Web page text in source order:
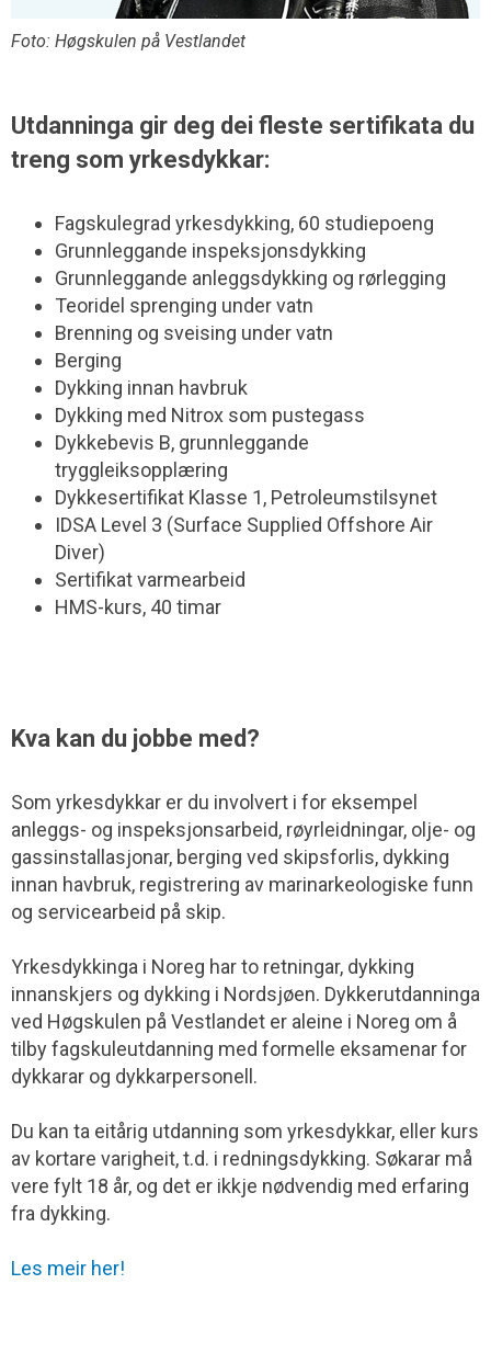
Foto: Høgskulen på Vestlandet
Utdanninga gir deg dei fleste sertifikata du
treng som yrkesdykkar:
Fagskulegrad yrkesdykking, 60 studiepoeng
Grunnleggande inspeksjonsdykking
Grunnleggande anleggsdykking og rørlegging
Teoridel sprenging under vatn
Brenning og sveising under vatn
Berging
Dykking innan havbruk
Dykking med Nitrox som pustegass
Dykkebevis B, grunnleggande
tryggleiksopplæring
Dykkesertifikat Klasse 1, Petroleumstilsynet
IDSA Level 3 (Surface Supplied Offshore Air
Diver)
Sertifikat varmearbeid
HMS-kurs, 40 timar
Kva kan du jobbe med?
Som yrkesdykkar er du involvert i for eksempel
anleggs- og inspeksjonsarbeid, røyrleidningar, olje- og
gassinstallasjonar, berging ved skips­forlis, dykking
innan havbruk, registrering av marinarkeologiske funn
og servicearbeid på skip.
Yrkesdykkinga i Noreg har to retningar, dykking
innanskjers og dykking i Nordsjøen. Dykker­utdanninga
ved Høgskulen på Vestlandet er aleine i Noreg om å
tilby fagskuleutdanning med formelle eksamenar for
dykkarar og dykkarpersonell.
Du kan ta eitårig utdanning som yrkesdykkar, eller kurs
av kortare varigheit, t.d. i rednings­dykking. Søkarar må
vere fylt 18 år, og det er ikkje nødvendig med erfaring
fra dykking.
Les meir her!